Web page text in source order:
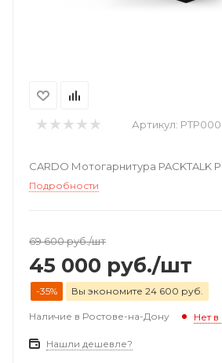
Артикул:
CARDO Мотогарнитура PACKTALK
Подробности
69 600руб./шт
45 000 руб./шт
-35% Вы экономите 24 600 руб.
Наличие в Ростове-на-Дону Нет
Нашли дешевле?